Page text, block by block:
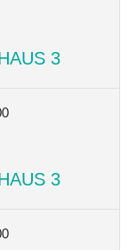
3
3